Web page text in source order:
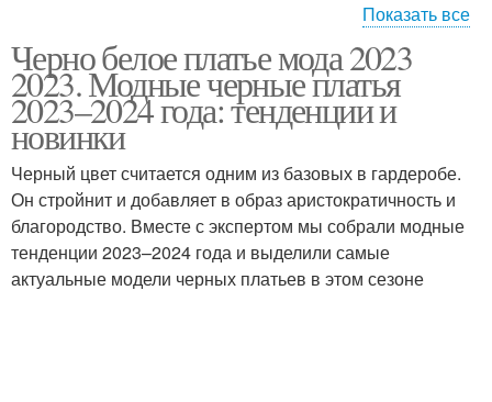
Платье с чем
Платья с черно-белыми
принтами
Колготки к черному
платью
Трикотажное платье
Показать все
Черно белое платье мода 2023
2023. Модные черные платья
2023–2024 года: тенденции и
новинки
Черный цвет считается одним из базовых в гардеробе.
Он стройнит и добавляет в образ аристократичность и
благородство. Вместе с экспертом мы собрали модные
тенденции 2023–2024 года и выделили самые
актуальные модели черных платьев в этом сезоне